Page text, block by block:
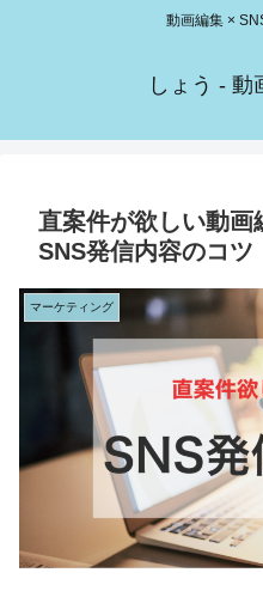
動画編集 ×
しょう - 動
直案件が欲しい動
SNS発信内容のコツ
マーケティング